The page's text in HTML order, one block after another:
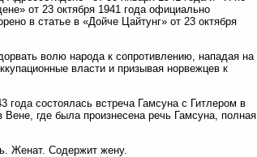
от 23 октября 1941 года официально
в статье в «Дойче Цайтунг» от 23 октября
волю народа к сопротивлению, нападая на
власти и призывая норвежцев к
состоялась встреча Гамсуна с Гитлером в
где была произнесена речь Гамсуна, полная
Женат. Содержит жену.